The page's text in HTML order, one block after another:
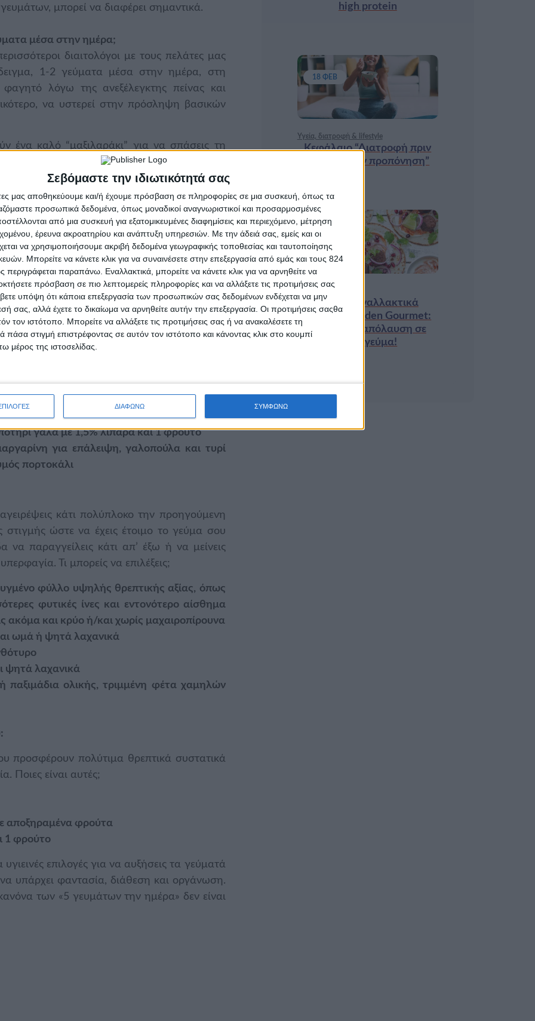
Σεβόμαστε την ιδιωτικότητά σας
μας αποθηκεύουμε και/ή έχουμε πρόσβαση σε πληροφορίες σε μια συσκευή, όπως τα
προσωπικά δεδομένα, όπως μοναδικοί αναγνωριστικοί και προσαρμοσμένες
από μια συσκευή για εξατομικευμένες διαφημίσεις και περιεχόμενο, μέτρηση
έρευνα ακροατηρίου και ανάπτυξη υπηρεσιών. Με την άδειά σας, εμείς και οι
να χρησιμοποιήσουμε ακριβή δεδομένα γεωγραφικής τοποθεσίας και ταυτοποίησης
Μπορείτε να κάνετε κλικ για να συναινέσετε στην επεξεργασία από εμάς και τους 824
παραπάνω. Εναλλακτικά, μπορείτε να κάνετε κλικ για να αρνηθείτε να
πρόσβαση σε πιο λεπτομερείς πληροφορίες και να αλλάξετε τις προτιμήσεις σας
υπόψη ότι κάποια επεξεργασία των προσωπικών σας δεδομένων ενδέχεται να μην
σας, αλλά έχετε το δικαίωμα να αρνηθείτε αυτήν την επεξεργασία. Οι προτιμήσεις σαςθα
τον ιστότοπο. Μπορείτε να αλλάξετε τις προτιμήσεις σας ή να ανακαλέσετε τη
στιγμή επιστρέφοντας σε αυτόν τον ιστότοπο και κάνοντας κλικ στο κουμπί
μέρος της ιστοσελίδας.
ΔΙΑΦΩΝΩ ΣΥΜΦΩΝΩ
μπορεί να διαφέρει σημαντικά.
μέσα στην ημέρα;
διαιτολόγοι με τους πελάτες μας
1-2 γεύματα μέσα στην ημέρα, στη
φαγητό λόγω της ανεξέλεγκτης πείνας και
να υστερεί στην πρόσληψη βασικών
ένα καλό “μαξιλαράκι” για να σπάσεις τη
πολύ πιο εύκολο τα φρούτα (είτε ωμά είτε
σνακ και πιο σπάνιο το να τα
του. Γι’ αυτό, ίσως το να υπάρχουν κάποια
συμβάλλει σε μια πιο ισορροπημένη
ενώ παράλληλα, ενισχύεται ο μεταβολισμός
δεν είναι ανάγκη να προσπαθήσεις να
σταδιακά, προσθέτοντας ακόμα ένα γεύμα
το επόμενο.
επιλογές για το πρωινό σου
δουλειά. Τέτοιες επιλογές μπορεί να είναι:
τυρί λάιτ και 1 φρούτο
γάλα με 1,5% λιπαρά και 1 φρούτο
για επάλειψη, γαλοπούλα και τυρί
πορτοκάλι
κάτι πολύπλοκο την προηγούμενη
ώστε να έχεις έτοιμο το γεύμα σου
να παραγγείλεις κάτι απ’ έξω ή να μείνεις
Τι μπορείς να επιλέξεις;
φύλλο υψηλής θρεπτικής αξίας, όπως
φυτικές ίνες και εντονότερο αίσθημα
ακόμα και κρύο ή/και χωρίς μαχαιροπίρουνα
ωμά ή ψητά λαχανικά
ψητά λαχανικά
παξιμάδια ολικής, τριμμένη φέτα χαμηλών
προσφέρουν πολύτιμα θρεπτικά συστατικά
Ποιες είναι αυτές;
αποξηραμένα φρούτα
1 φρούτο
επιλογές για να αυξήσεις τα γεύματά
υπάρχει φαντασία, διάθεση και οργάνωση.
των «5 γευμάτων την ημέρα» δεν είναι
high protein
Υγεία, διατροφή & lifestyle
Κεφάλαιο “Διατροφή πριν
και μετά την προπόνηση”
18 ΦΕΒ
Τα νέα της αγοράς
Φυτικά Εναλλακτικά
Κρέατος Garden Gourmet:
θρέψη και απόλαυση σε
κάθε γεύμα!
9 ΔΕΚ